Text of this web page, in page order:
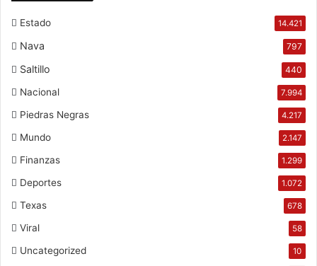
Estado 14.421
Nava 797
Saltillo 440
Nacional 7.994
Piedras Negras 4.217
Mundo 2.147
Finanzas 1.299
Deportes 1.072
Texas 678
Viral 58
Uncategorized 10